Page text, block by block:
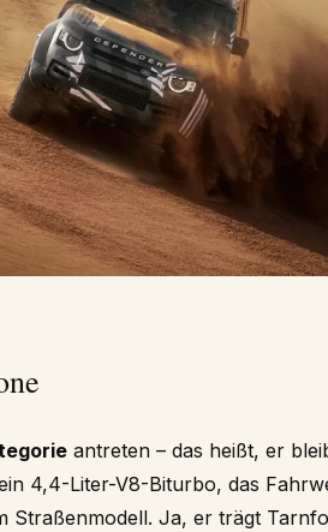
antreten – das heißt, er
4,4-Liter-V8-Biturbo, das
Straßenmodell. Ja, er trägt